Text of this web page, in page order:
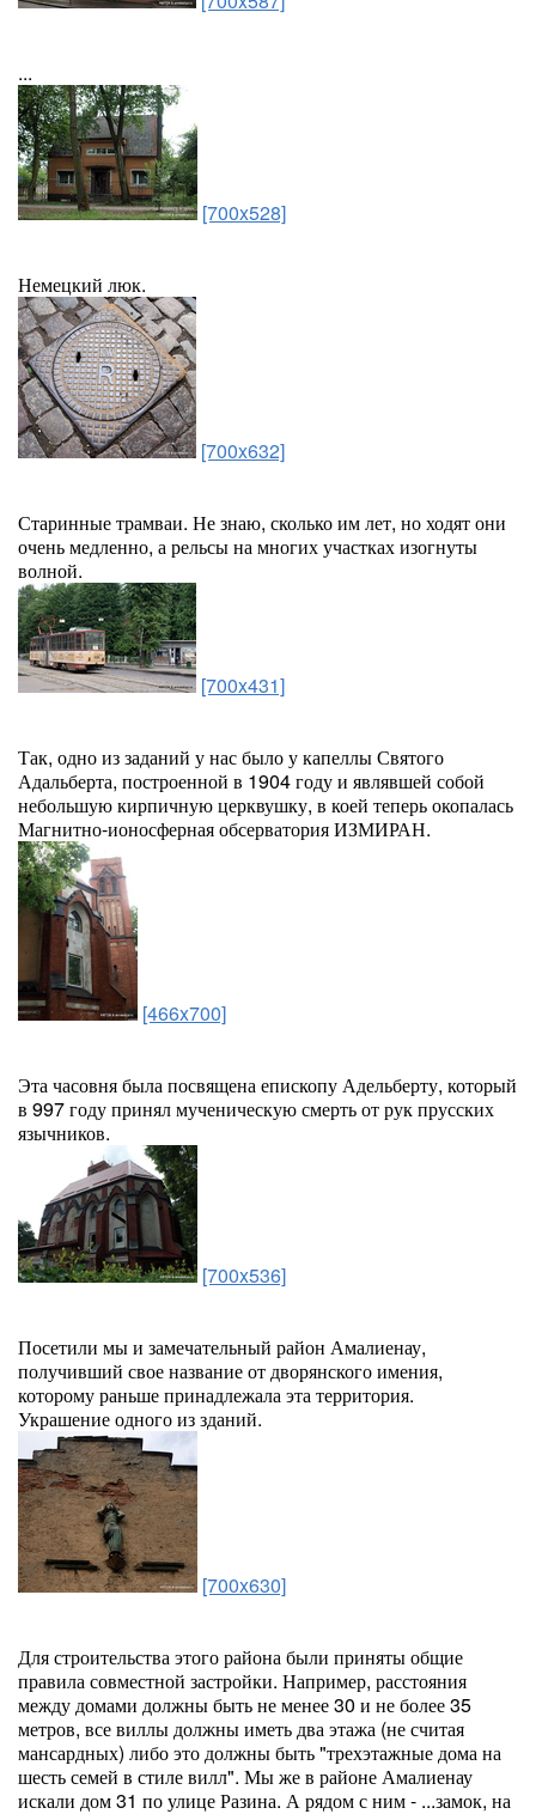
...
[700x528]
Немецкий люк.
[700x632]
Старинные трамваи. Не знаю, сколько им лет, но ходят они
очень медленно, а рельсы на многих участках изогнуты
волной.
[700x431]
Так, одно из заданий у нас было у капеллы Святого
Адальберта, построенной в 1904 году и являвшей собой
небольшую кирпичную церквушку, в коей теперь окопалась
Магнитно-ионосферная обсерватория ИЗМИРАН.
[466x700]
Эта часовня была посвящена епископу Адельберту, который
в 997 году принял мученическую смерть от рук прусских
язычников.
[700x536]
Посетили мы и замечательный район Амалиенау,
получивший свое название от дворянского имения,
которому раньше принадлежала эта территория.
Украшение одного из зданий.
[700x630]
Для строительства этого района были приняты общие
правила совместной застройки. Например, расстояния
между домами должны быть не менее 30 и не более 35
метров, все виллы должны иметь два этажа (не считая
мансардных) либо это должны быть "трехэтажные дома на
шесть семей в стиле вилл". Мы же в районе Амалиенау
искали дом 31 по улице Разина. А рядом с ним - ...замок, на